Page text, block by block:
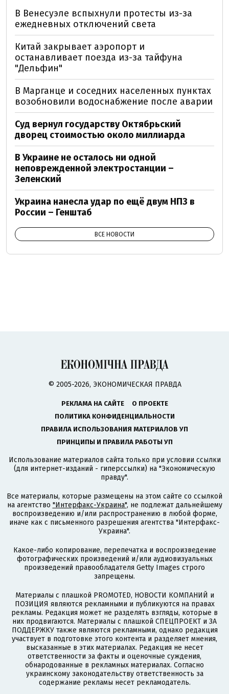
В Венесуэле вспыхнули протесты из-за
ежедневных отключений света
Китай закрывает аэропорт и
останавливает поезда из-за тайфуна
"Дельфин"
В Марганце и соседних населенных пунктах
возобновили водоснабжение после аварии
Суд вернул государству Октябрьский
дворец стоимостью около миллиарда
В Украине не осталось ни одной
неповрежденной электростанции –
Зеленский
Украина нанесла удар по ещё двум НПЗ в
России – Генштаб
ВСЕ НОВОСТИ
© 2005-2026, ЭКОНОМИЧЕСКАЯ ПРАВДА
РЕКЛАМА НА САЙТЕ
О ПРОЕКТЕ
ПОЛИТИКА КОНФИДЕНЦИАЛЬНОСТИ
ПРАВИЛА ИСПОЛЬЗОВАНИЯ МАТЕРИАЛОВ УП
ПРИНЦИПЫ И ПРАВИЛА РАБОТЫ УП
Использование материалов сайта только при условии ссылки
(для интернет-изданий - гиперссылки) на "Экономическую
правду".
Все материалы, которые размещены на этом сайте со ссылкой
на агентство "Интерфакс-Украина", не подлежат дальнейшему
воспроизведению и/или распространению в любой форме,
иначе как с письменного разрешения агентства "Интерфакс-
Украина".
Какое-либо копирование, перепечатка и воспроизведение
фотографических произведений и/или аудиовизуальных
произведений правообладателя Getty Images строго
запрещены.
Материалы с плашкой PROMOTED, НОВОСТИ КОМПАНИЙ и
ПОЗИЦИЯ являются рекламными и публикуются на правах
рекламы. Редакция может не разделять взгляды, которые в
них продвигаются. Материалы с плашкой СПЕЦПРОЕКТ и ЗА
ПОДДЕРЖКУ также являются рекламными, однако редакция
участвует в подготовке этого контента и разделяет мнения,
высказанные в этих материалах. Редакция не несет
ответственности за факты и оценочные суждения,
обнародованные в рекламных материалах. Согласно
украинскому законодательству ответственность за
содержание рекламы несет рекламодатель.